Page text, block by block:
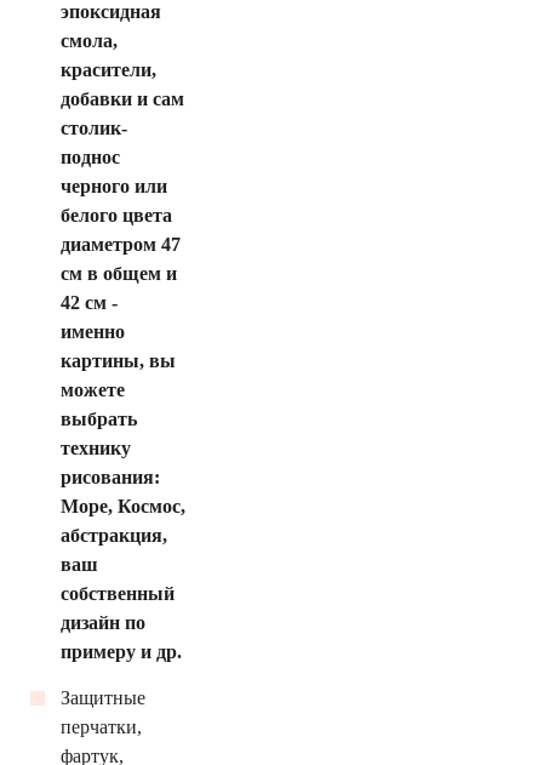
эпоксидная
смола,
красители,
добавки и сам
столик-
поднос
черного или
белого цвета
диаметром 47
см в общем и
42 см -
именно
картины, вы
можете
выбрать
технику
рисования:
Море, Космос,
абстракция,
ваш
собственный
дизайн по
примеру и др.
Защитные
перчатки,
фартук,